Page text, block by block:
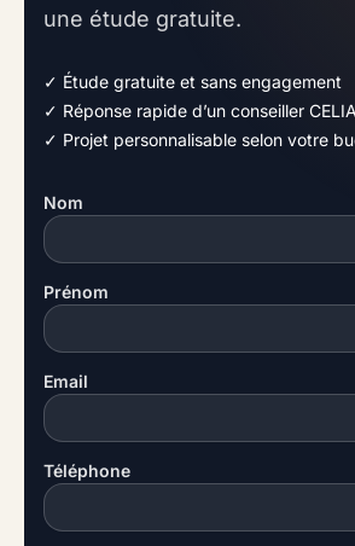
une étude gratuite.
✓ Étude gratuite et sans engagement
✓ Réponse rapide d’un conseiller CELIA
✓ Projet personnalisable selon votre
Nom
Prénom
Email
Téléphone